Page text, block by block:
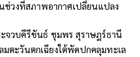
ช่วงที่สภาพอากาศเปลี่ยนแปลง
จวบคีรีขันธ์ ชุมพร สุราษฎร์ธานี
มตะวันตกเฉียงใต้พัดปกคลุมทะเล